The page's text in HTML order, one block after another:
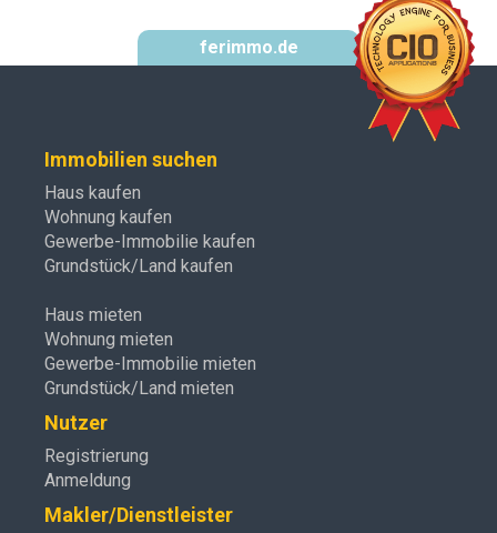
ferimmo.de
Immobilien suchen
Haus kaufen
Wohnung kaufen
Gewerbe-Immobilie kaufen
Grundstück/Land kaufen
Haus mieten
Wohnung mieten
Gewerbe-Immobilie mieten
Grundstück/Land mieten
Nutzer
Registrierung
Anmeldung
Makler/Dienstleister